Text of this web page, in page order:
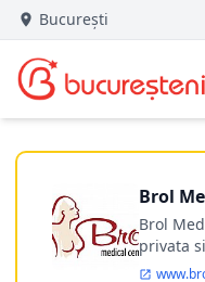
București
Brol
Brol
privata